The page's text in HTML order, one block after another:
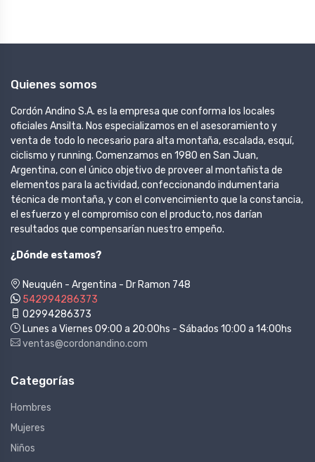
Quienes somos
Cordón Andino S.A. es la empresa que conforma los locales
oficiales Ansilta. Nos especializamos en el asesoramiento y
venta de todo lo necesario para alta montaña, escalada, esquí,
ciclismo y running. Comenzamos en 1980 en San Juan,
Argentina, con el único objetivo de proveer al montañista de
elementos para la actividad, confeccionando indumentaria
técnica de montaña, y con el convencimiento que la constancia,
el esfuerzo y el compromiso con el producto, nos darían
resultados que compensarían nuestro empeño.
¿Dónde estamos?
Neuquén - Argentina - Dr Ramon 748
542994286373
02994286373
Lunes a Viernes 09:00 a 20:00hs - Sábados 10:00 a 14:00hs
ventas@cordonandino.com
Categorías
Hombres
Mujeres
Niños